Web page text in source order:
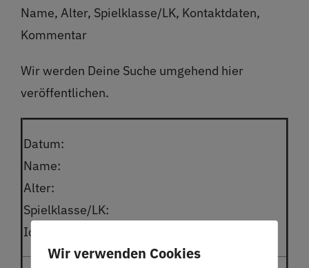
Name, Alter, Spielklasse/LK, Kontaktdaten,
Kommentar
Wir werden Deine Suche umgehend hier
veröffentlichen.
Datum:
Name:
Alter:
Spielklasse/LK:
Ich suche…Bitte melden unter:
Wir verwenden Cookies